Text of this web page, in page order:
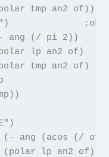
tmp an2 of )))
)
;ok2
- ang ( / pi 2 ))
lp an2 of )
tmp an2 of )
))
)
( - ang ( acos ( / of
( polar lp an2 of )